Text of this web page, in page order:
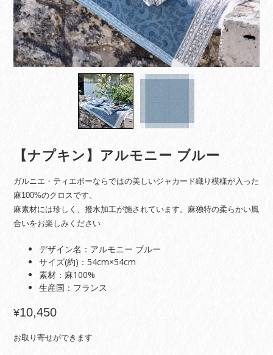
【ナプキン】アルモニー ブルー
ガルニエ・ティエボーならではの美しいジャカード織り模様が入った
麻100%のクロスです。
麻素材には珍しく、撥水加工が施されています。麻独特の柔らかい風
合いをお楽しみください
デザイン名：アルモニー ブルー
サイズ(約)：54cm×54cm
素材：麻100%
生産国：フランス
¥10,450
お取り寄せができます